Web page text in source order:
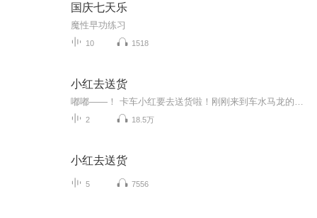
国庆七天乐
魔性早功练习
10 1518
小红去送货
2 18.5万
小红去送货
5 7556